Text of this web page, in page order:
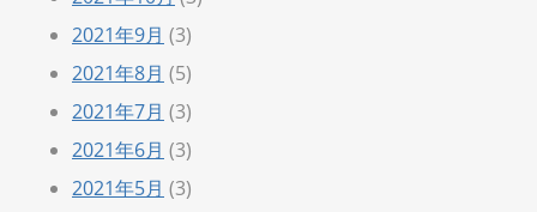
2021年9月 (3)
2021年8月 (5)
2021年7月 (3)
2021年6月 (3)
2021年5月 (3)